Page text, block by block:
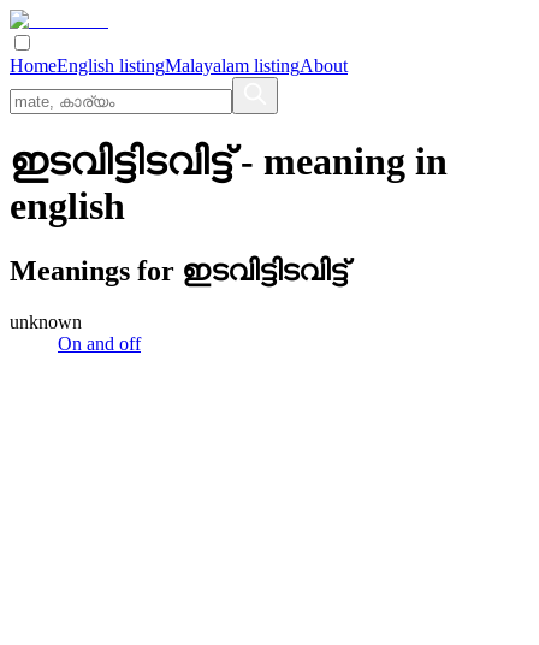
HomeEnglish listingMalayalam listingAbout
ഇടവിട്ടിടവിട്ട്- meaning in
english
Meanings for ഇടവിട്ടിടവിട്ട്
unknown
On and off